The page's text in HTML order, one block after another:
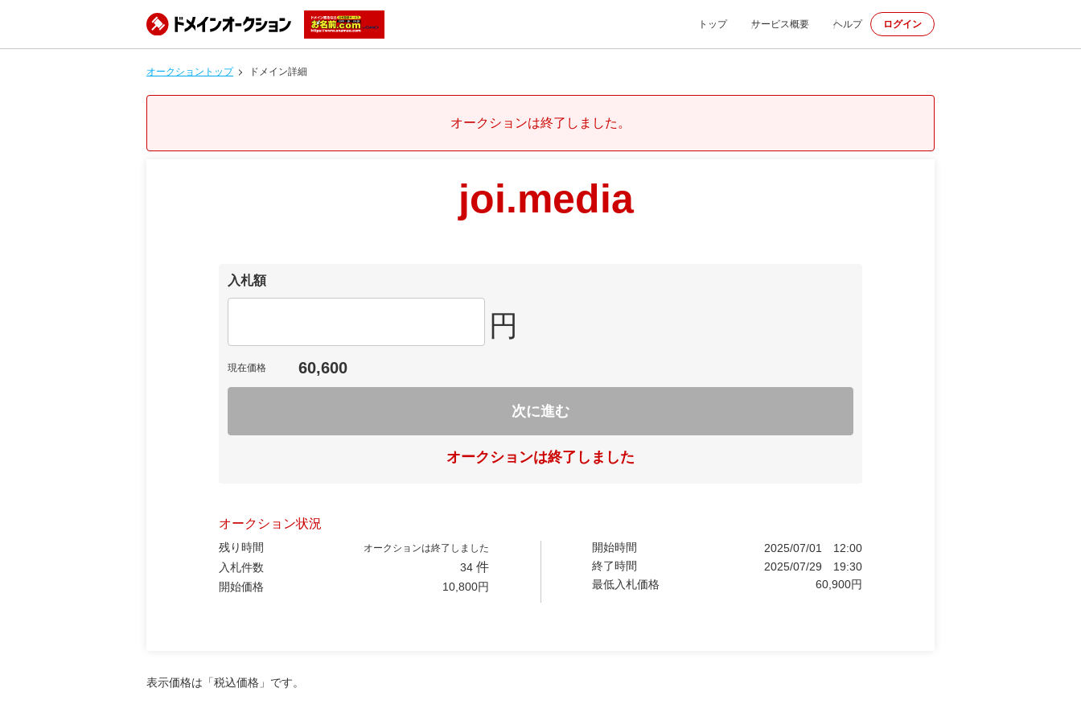
トップ サービス概要 ヘルプ ログイン
オークショントップ ドメイン詳細
オークションは終了しました。
joi.media
入札額
円
現在価格 60,600
次に進む
オークションは終了しました
オークション状況
残り時間 オークションは終了しました
入札件数 34 件
開始価格 10,800円
開始時間 2025/07/01
12:00
終了時間
2025/07/29
19:30
最低入札価格
60,900円
表示価格は「税込価格」です。